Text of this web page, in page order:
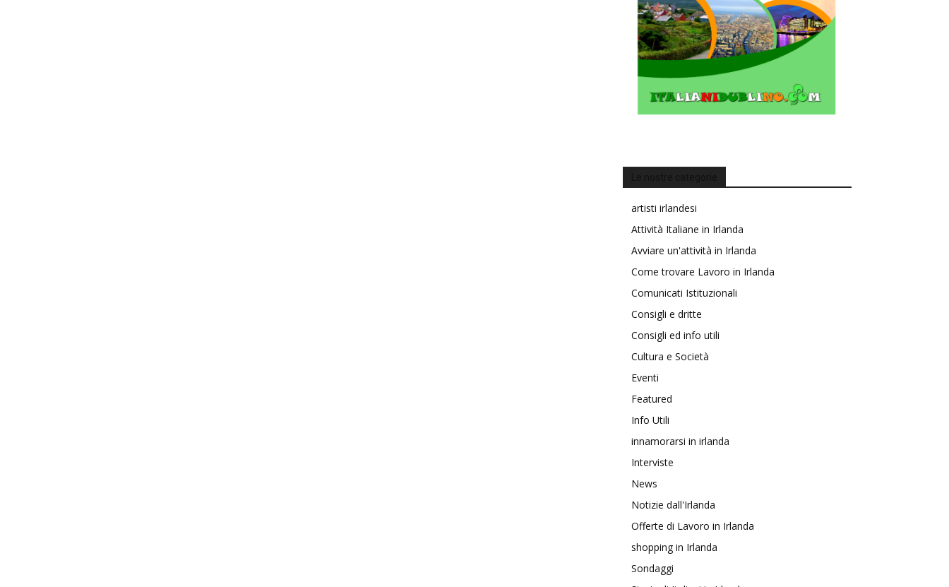
artisti irlandesi
Attività Italiane in Irlanda
Avviare un'attività in Irlanda
Come trovare Lavoro in Irlanda
Comunicati Istituzionali
Consigli e dritte
Consigli ed info utili
Cultura e Società
Eventi
Featured
Info Utili
innamorarsi in irlanda
Interviste
News
Notizie dall'Irlanda
Offerte di Lavoro in Irlanda
shopping in Irlanda
Sondaggi